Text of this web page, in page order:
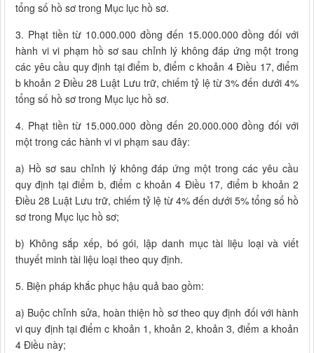
tổng số hồ sơ trong Mục lục hồ sơ.
3. Phạt tiền từ 10.000.000 đồng đến 15.000.000 đồng đối với
hành vi vi phạm hồ sơ sau chỉnh lý không đáp ứng một trong
các yêu cầu quy định tại điểm b, điểm c khoản 4 Điều 17, điểm
b khoản 2 Điều 28 Luật Lưu trữ, chiếm tỷ lệ từ 3% đến dưới 4%
tổng số hồ sơ trong Mục lục hồ sơ.
4. Phạt tiền từ 15.000.000 đồng đến 20.000.000 đồng đối với
một trong các hành vi vi phạm sau đây:
a) Hồ sơ sau chỉnh lý không đáp ứng một trong các yêu cầu
quy định tại điểm b, điểm c khoản 4 Điều 17, điểm b khoản 2
Điều 28 Luật Lưu trữ, chiếm tỷ lệ từ 4% đến dưới 5% tổng số hồ
sơ trong Mục lục hồ sơ;
b) Không sắp xếp, bó gói, lập danh mục tài liệu loại và viết
thuyết minh tài liệu loại theo quy định.
5. Biện pháp khắc phục hậu quả bao gồm:
a) Buộc chỉnh sửa, hoàn thiện hồ sơ theo quy định đối với hành
vi quy định tại điểm c khoản 1, khoản 2, khoản 3, điểm a khoản
4 Điều này;